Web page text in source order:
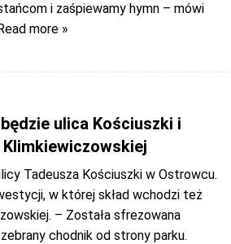
i zaśpiewamy hymn – mówi
more »
ulica Kościuszki i
Tadeusza Kościuszki w Ostrowcu.
w której skład wchodzi też
– Została sfrezowana
chodnik od strony parku.